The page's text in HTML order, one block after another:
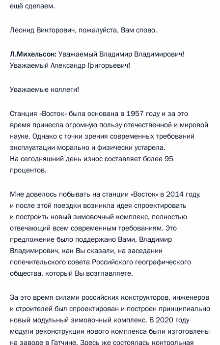
ещё сделаем.
Леонид Викторович, пожалуйста, Вам слово.
Л.Михельсон: Уважаемый Владимир Владимирович!
Уважаемый Александр Григорьевич!
Уважаемые коллеги!
Станция «Восток» была основана в 1957 году и за это
время принесла огромную пользу отечественной и мировой
науке. Однако с точки зрения современных требований
эксплуатации морально и физически устарела.
На сегодняшний день износ составляет более 95
процентов.
Мне довелось побывать на станции «Восток» в 2014 году,
и после этой поездки возникла идея спроектировать
и построить новый зимовочный комплекс, полностью
отвечающий всем современным требованиям. Это
предложение было поддержано Вами, Владимир
Владимирович, как Вы сказали, на заседании
попечительского совета Российского географического
общества, который Вы возглавляете.
За это время силами российских конструкторов, инженеров
и строителей был спроектирован и построен принципиально
новый модульный зимовочный комплекс. В 2020 году
модули реконструкции нового комплекса были изготовлены
на заводе в Гатчине. Здесь же состоялась контрольная